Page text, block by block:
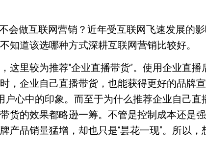
会做互联网营销？近年受互联网飞速发展的
知道该选哪种方式深耕互联网营销比较好。
这里较为推荐“企业直播带货”。使用企业直
，企业自己直播带货，也能获得更好的品牌
户心中的印象。而至于为什么推荐企业自己
货的效果都略逊一筹。不管是控制成本还是
产品销量猛增，却也只是“昙花一现”。所以，